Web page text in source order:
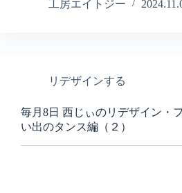
工房エイトジー
リデザインする
毎月8日 西じぃのリデザイン・
い出のタンス編（２）